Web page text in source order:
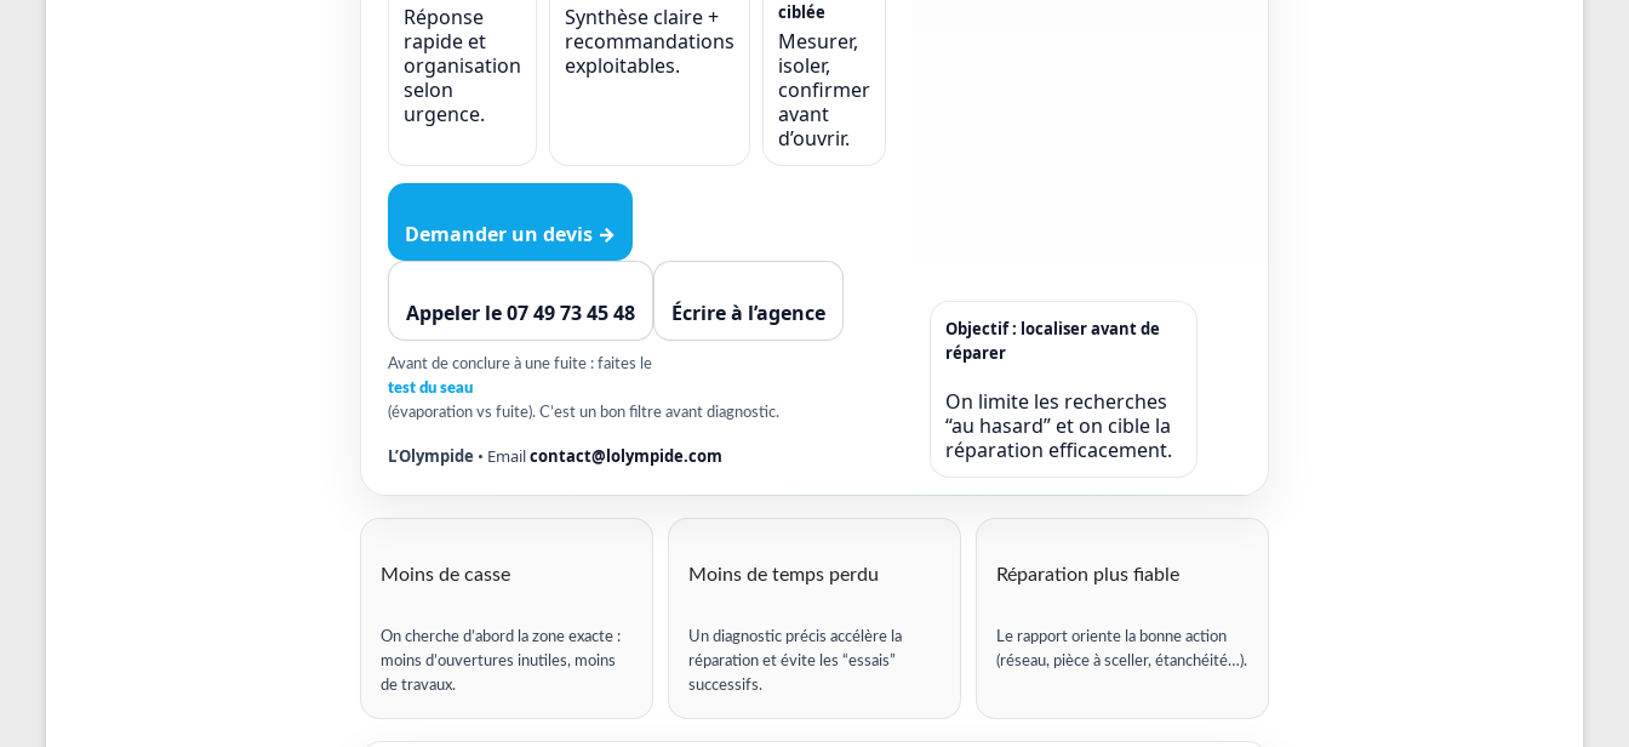
Réponse
rapide et
organisation
selon
urgence.
Synthèse claire +
recommandations
exploitables.
ciblée
Mesurer,
isoler,
confirmer
avant
d’ouvrir.
Demander un devis →
Appeler le 07 49 73 45 48 Écrire à l’agence
Avant de conclure à une fuite : faites le
test du seau
(évaporation vs fuite). C’est un bon filtre avant diagnostic.
L’Olympide • Emailcontact@lolympide.com
Objectif : localiser avant de
réparer
On limite les recherches
“au hasard” et on cible la
réparation efficacement.
Moins de casse
On cherche d’abord la zone exacte :
moins d’ouvertures inutiles, moins
de travaux.
Moins de temps perdu
Un diagnostic précis accélère la
réparation et évite les “essais”
successifs.
Réparation plus fiable
Le rapport oriente la bonne action
(réseau, pièce à sceller, étanchéité…).